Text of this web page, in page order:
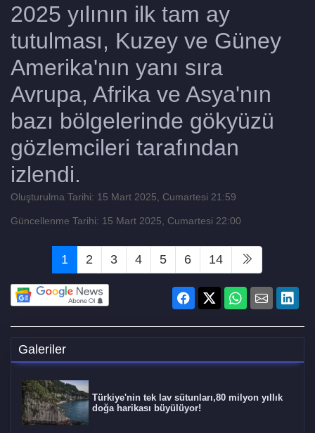
2025 yılının ilk tam ay
tutulması, Kuzey ve Güney
Amerika'nın yanı sıra
Avrupa, Afrika ve Asya'nın
bazı bölgelerinde gökyüzü
gözlemcileri tarafından
izlendi.
Oluşturulma Tarihi: 15 Mart 2025, Cumartesi 21:59
Güncellenme Tarihi: 15 Mart 2025, Cumartesi 22:00
1 2 3 4 5 6 14
Galeriler
Türkiye'nin tek lav sütunları,80 milyon yıllık
doğa harikası büyülüyor!